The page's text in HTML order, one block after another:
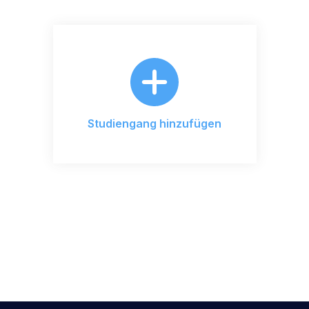
Studiengang hinzufügen